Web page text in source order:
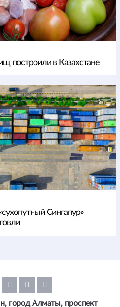
построили в Казахстане
Сингапур»
город Алматы, проспект